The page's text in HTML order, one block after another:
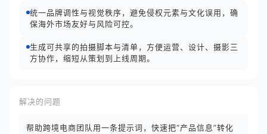
统一品牌调性与视觉秩序，避免侵权元素与文化误用，确
保海外市场友好与风险可控。
生成可共享的拍摄脚本与清单，方便运营、设计、摄影三
方协作，缩短从策划到上线周期。
解决的问题
帮助跨境电商团队用一条提示词，快速把“产品信息”转化